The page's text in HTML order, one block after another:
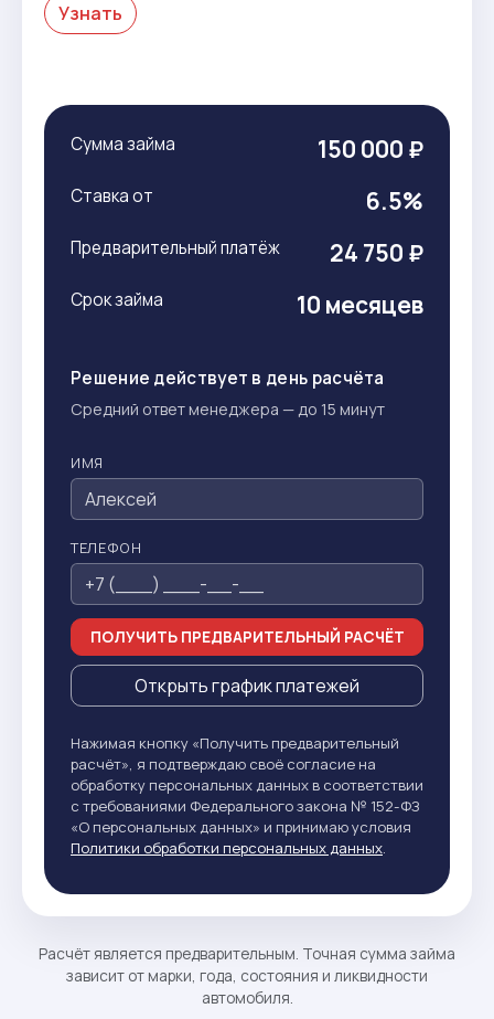
Узнать
Сумма займа 150 000 ₽
Ставка от 6.5%
Предварительный платёж 24 750 ₽
Срок займа 10 месяцев
Решение действует в день расчёта
Средний ответ менеджера — до 15 минут
ИМЯ
ТЕЛЕФОН
ПОЛУЧИТЬ ПРЕДВАРИТЕЛЬНЫЙ РАСЧЁТ
Открыть график платежей
Нажимая кнопку «Получить предварительный
расчёт», я подтверждаю своё согласие на
обработку персональных данных в соответствии
с требованиями Федерального закона № 152-ФЗ
«О персональных данных» и принимаю условия
Политики обработки персональных данных.
Расчёт является предварительным. Точная сумма займа
зависит от марки, года, состояния и ликвидности
автомобиля.